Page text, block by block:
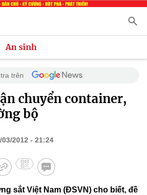
An sinh
trên
chuyển container,
bộ
2012 - 21:24
sắt Việt Nam (ĐSVN) cho biết, đề